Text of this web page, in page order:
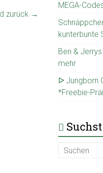
zurück →
MEGA-
kunterbunte
Ben &
mehr
ᐅ Jungborn
*Freebie-